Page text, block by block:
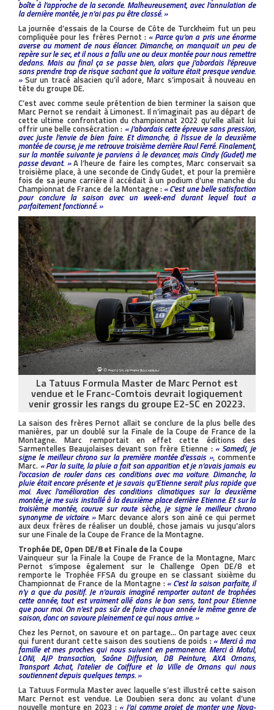
boîte à l’approche de la seconde. Malheureusement, avec l’annulation de
la dernière montée, je n’ai pas pu être classé. »
La journée d’essais de la Course de Côte de Turckheim fut un peu
compliquée pour les frères Pernot : « Parce qu’on a pris une énorme
averse au moment de nous élancer. Dimanche, on manquait un peu de
repère sur le sec, et il nous a fallu une ou deux montée pour nous remettre
dedans. Mais au final ça se passe bien, alors que j’abordais l’épreuve
sans prendre trop de risque sachant que la voiture était presque vendue.
» Sur un tracé alsacien qu’il adore, Marc s’imposait à nouveau en
tête du groupe DE.
C’est avec comme seule prétention de bien terminer la saison que
Marc Pernot se rendait à Limonest. Il n’imaginait pas au départ de
cette ultime confrontation du championnat 2022 qu’elle allait lui
offrir une belle consécration : « J’abordais cette épreuve sans pression,
avec juste l’envie de bien faire. Et dimanche, à l’issue de la deuxième
montée de course, je me retrouve troisième derrière Raul Ferré. Finalement,
sur la montée suivante je parviens à le devancer, mais Cindy (Gudet) me
passe devant. »A l’heure de faire les comptes, Marc conservait sa
troisième place, à une seconde de Cindy Gudet, et pour la première
fois de sa jeune carrière il accédait à un podium d’une manche du
Championnat de France de la Montagne : « C’est une belle satisfaction
pour conclure la saison avec un week-end durant lequel tout a
parfaitement fonctionné. »
La Tatuus Formula Master de Marc Pernot est
vendue et le Franc-Comtois devrait logiquement
venir grossir les rangs du groupe E2-SC en 20223.
La saison des frères Pernot allait se conclure de la plus belle des
manières, par un doublé sur la Finale de la Coupe de France de la
Montagne. Marc remportait en effet cette éditions des
Sarmentelles Beaujolaises devant son frère Etienne : « Samedi, je
signe le meilleur chrono sur la première montée d’essais », commente
Marc. « Par la suite, la pluie a fait son apparition et je n’avais jamais eu
l’occasion de rouler dans ces conditions avec ma voiture. Dimanche, la
pluie était encore présente et je savais qu’Etienne serait plus rapide que
moi. Avec l’amélioration des conditions climatiques sur la deuxième
montée, je me suis installé à la deuxième place derrière Etienne. Et sur la
troisième montée, courue sur route sèche, je signe le meilleur chrono
synonyme de victoire. »Marc devance alors son ainé ce qui permet
aux deux frères de réaliser un doublé, chose jamais vu jusqu’alors
sur une Finale de la Coupe de France de la Montagne.
Trophée DE, Open DE/8 et Finale de la Coupe
Vainqueur sur la Finale la Coupe de France de la Montagne, Marc
Pernot s’impose également sur le Challenge Open DE/8 et
remporte le Trophée FFSA du groupe en se classant sixième du
Championnat de France de la Montagne : « C’est la saison parfaite, il
n’y a que du positif. Je n’aurais imaginé remporter autant de trophées
cette année, tout est vraiment allé dans le bon sens, tant pour Etienne
que pour moi. On n’est pas sûr de faire chaque année le même genre de
saison, donc on savoure pleinement ce qui nous arrive. »
Chez les Pernot, on savoure et on partage… On partage avec ceux
qui furent durant cette saison des soutiens de poids :« Merci à ma
famille et mes proches qui nous suivent en permanence. Merci à Motul,
LONI, AJP transaction, Saône Diffusion, DB Peinture, AXA Ornans,
Transport Achat, l'atelier de Coiffure et la Ville de Ornans qui nous
soutiennent depuis quelques temps. »
La Tatuus Formula Master avec laquelle s’est illustré cette saison
Marc Pernot est vendue. Le Doubien sera donc au volant d’une
nouvelle monture en 2023 : « J’ai comme projet de monter une Nova-